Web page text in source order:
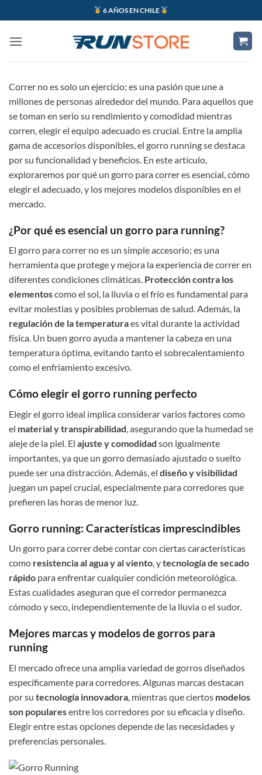
al
contenido
6 AÑOS EN CHILE
Correr no es solo un ejercicio; es una pasión que une a
millones de personas alrededor del mundo. Para aquellos que
se toman en serio su rendimiento y comodidad mientras
corren, elegir el equipo adecuado es crucial. Entre la amplia
gama de accesorios disponibles, el gorro running se destaca
por su funcionalidad y beneficios. En este artículo,
exploraremos por qué un gorro para correr es esencial, cómo
elegir el adecuado, y los mejores modelos disponibles en el
mercado.
¿Por qué es esencial un gorro para running?
El gorro para correr no es un simple accesorio; es una
herramienta que protege y mejora la experiencia de correr en
diferentes condiciones climáticas. Protección contra los
elementoscomo el sol, la lluvia o el frío es fundamental para
evitar molestias y posibles problemas de salud. Además, la
regulación de la temperaturaes vital durante la actividad
física. Un buen gorro ayuda a mantener la cabeza en una
temperatura óptima, evitando tanto el sobrecalentamiento
como el enfriamiento excesivo.
Cómo elegir el gorro running perfecto
Elegir el gorro ideal implica considerar varios factores como
el material y transpirabilidad , asegurando que la humedad se
aleje de la piel. El ajuste y comodidad son igualmente
importantes, ya que un gorro demasiado ajustado o suelto
puede ser una distracción. Además, el diseño y visibilidad
juegan un papel crucial, especialmente para corredores que
prefieren las horas de menor luz.
Gorro running: Características imprescindibles
Un gorro para correr debe contar con ciertas características
como resistencia al agua y al viento, ytecnología de secado
rápido para enfrentar cualquier condición meteorológica.
Estas cualidades aseguran que el corredor permanezca
cómodo y seco, independientemente de la lluvia o el sudor.
Mejores marcas y modelos de gorros para
running
El mercado ofrece una amplia variedad de gorros diseñados
específicamente para corredores. Algunas marcas destacan
por su tecnología innovadora , mientras que ciertos modelos
son popularesentre los corredores por su eficacia y diseño.
Elegir entre estas opciones depende de las necesidades y
preferencias personales.